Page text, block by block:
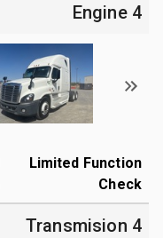
4 Engine
Limited Function
Check
4 Transmision